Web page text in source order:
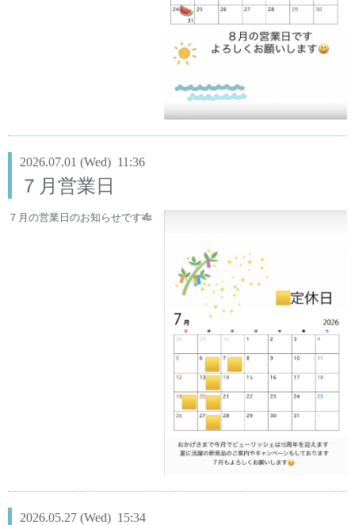
2026.07.01 (Wed) 11:36
７月営業日
７月の営業日のお知らせです🎋
2026.05.27 (Wed) 15:34